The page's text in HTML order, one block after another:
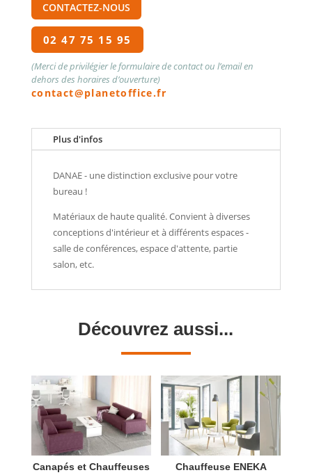
CONTACTEZ-NOUS
02 47 75 15 95
(Merci de privilégier le formulaire de contact ou l’email en
dehors des horaires d’ouverture)
contact@planetoffice.fr
Plus d'infos
DANAE - une distinction exclusive pour votre
bureau !
Matériaux de haute qualité. Convient à diverses
conceptions d'intérieur et à différents espaces -
salle de conférences, espace d'attente, partie
salon, etc.
Découvrez aussi...
Canapés et Chauffeuses
Chauffeuse ENEKA